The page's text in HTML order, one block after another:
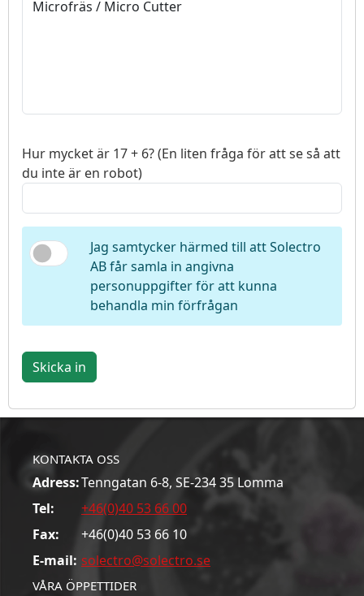
Hur mycket är 17 + 6? (En liten fråga för att se så att
du inte är en robot)
Jag samtycker härmed till att Solectro
AB får samla in angivna
personuppgifter för att kunna
behandla min förfrågan
Skicka in
KONTAKTA OSS
Adress:Tenngatan 6-8, SE-234 35 Lomma
Tel:
+46(0)40 53 66 00
Fax:
+46(0)40 53 66 10
E-mail: solectro@solectro.se
VÅRA ÖPPETTIDER